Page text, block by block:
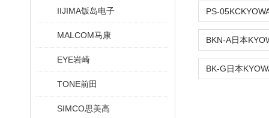
IIJIMA饭岛电子
MALCOM马康
EYE岩崎
TONE前田
SIMCO思美高